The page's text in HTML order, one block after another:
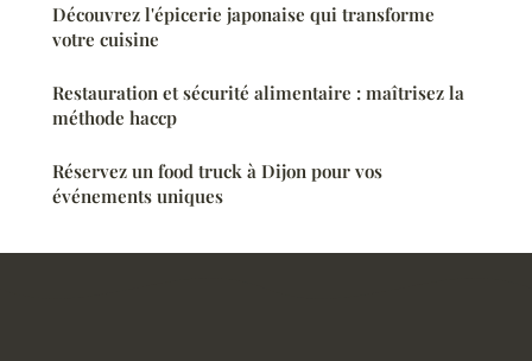
Découvrez l'épicerie japonaise qui transforme
votre cuisine
Restauration et sécurité alimentaire : maîtrisez la
méthode haccp
Réservez un food truck à Dijon pour vos
événements uniques